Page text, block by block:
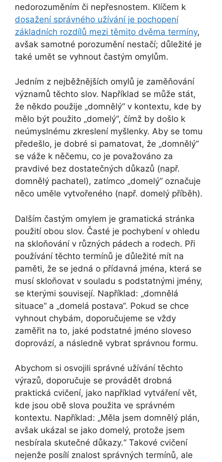
nedorozuměním či nepřesnostem. Klíčem k
dosažení správného užívání je pochopení
základních rozdílů mezi těmito dvěma termíny,
avšak samotné porozumění nestačí; důležité je
také umět se vyhnout častým omylům.
Jedním z nejběžnějších omylů je zaměňování
významů těchto slov. Například se může stát,
že někdo použije „domnělý“ v kontextu, kde by
mělo být použito „domelý“, čímž by došlo k
neúmyslnému zkreslení myšlenky. Aby se tomu
předešlo, je dobré si pamatovat, že „domnělý“
se váže k něčemu, co je považováno za
pravdivé bez dostatečných důkazů (např.
domnělý pachatel), zatímco „domelý“ označuje
něco uměle vytvořeného (např. domelý příběh).
Dalším častým omylem je gramatická stránka
použití obou slov. Časté je pochybení v ohledu
na skloňování v různých pádech a rodech. Při
používání těchto termínů je důležité mít na
paměti, že se jedná o přídavná jména, která se
musí skloňovat v souladu s podstatnými jmény,
se kterými souvisejí. Například: „domnělá
situace“ a „domelá postava“. Pokud se chce
vyhnout chybám, doporučujeme se vždy
zaměřit na to, jaké podstatné jméno sloveso
doprovází, a následně vybrat správnou formu.
Abychom si osvojili správné užívání těchto
výrazů, doporučuje se provádět drobná
praktická cvičení, jako například vytváření vět,
kde jsou obě slova použita ve správném
kontextu. Například: „Měla jsem domnělý plán,
avšak ukázal se jako domelý, protože jsem
nesbírala skutečné důkazy.“ Takové cvičení
nejenže posílí znalost správných termínů, ale